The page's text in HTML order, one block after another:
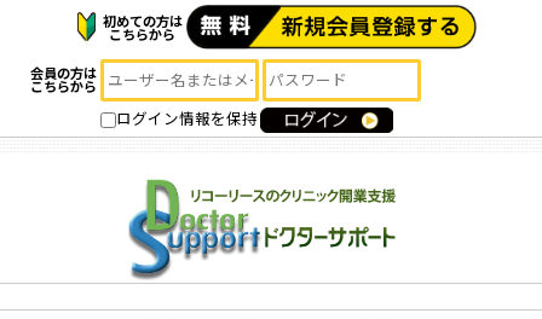
初めての方は
こちらから
会員の方は
こちらから
ログイン情報を保持